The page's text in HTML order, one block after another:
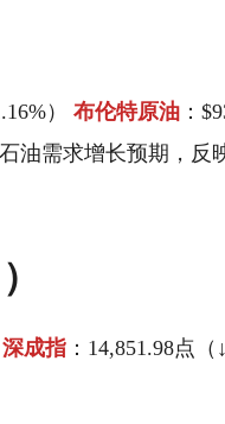
） 布伦特原油 ：
油需求增长预期，
深成指 ：14,851.98点（